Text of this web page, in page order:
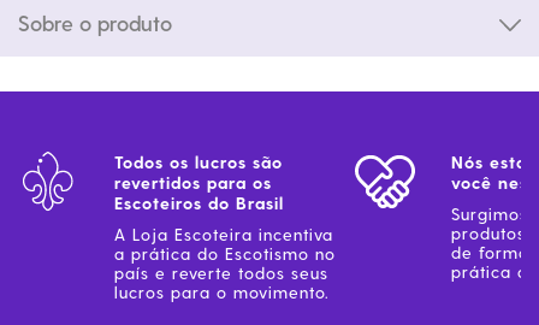
Sobre o produto
Todos os lucros são
revertidos para os
Escoteiros do Brasil
A Loja Escoteira incentiva
a prática do Escotismo no
país e reverte todos seus
lucros para o movimento.
Nós
você
Surgimos
produtos
de forma
prática